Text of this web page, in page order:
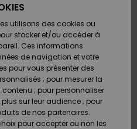
utilisons des cookies ou
stocker et/ou accéder à
Ces informations
de navigation et votre
pour vous présenter des
; pour mesurer la
; pour personnaliser
sur leur audience ; pour
de nos partenaires.
pour accepter ou non les